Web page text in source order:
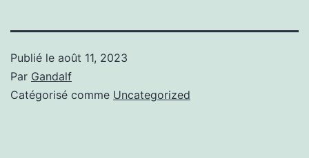
Publié le août 11, 2023
Par Gandalf
Catégorisé comme Uncategorized